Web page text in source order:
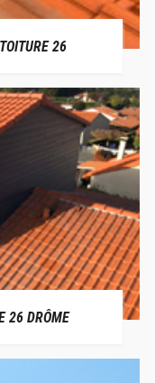
26
26 DRÔME